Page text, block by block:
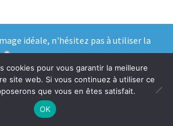
idéale, n'hésitez pas à utiliser la
cookies pour vous garantir la meilleure
site web. Si vous continuez à utiliser ce
que vous en êtes satisfait.
OK